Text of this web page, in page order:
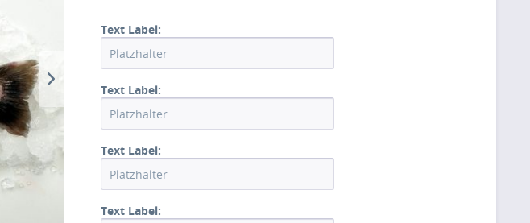
Text Label:
Text Label:
Text Label:
Text Label: